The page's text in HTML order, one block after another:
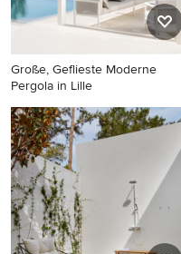
Große, Geflieste Moderne
Pergola in Lille
Große, Geflieste Moderne
Pergola in Lille